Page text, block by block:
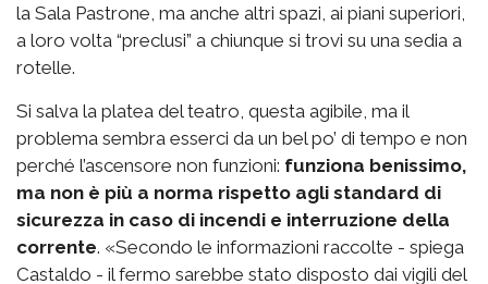
la Sala Pastrone, ma anche altri spazi, ai piani superiori,
a loro volta “preclusi” a chiunque si trovi su una sedia a
rotelle.
Si salva la platea del teatro, questa agibile, ma il
problema sembra esserci da un bel po’ di tempo e non
perché l’ascensore non funzioni: funziona benissimo,
ma non è più a norma rispetto agli standard di
sicurezza in caso di incendi e interruzione della
corrente. «Secondo le informazioni raccolte - spiega
Castaldo - il fermo sarebbe stato disposto dai vigili del